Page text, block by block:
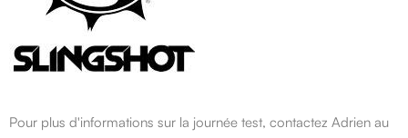
Pour plus d'informations sur la journée test, contactez Adrien au